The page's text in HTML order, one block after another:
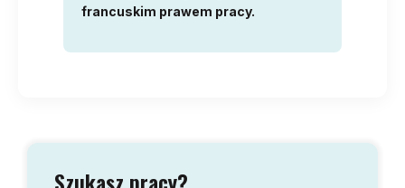
francuskim prawem pracy.